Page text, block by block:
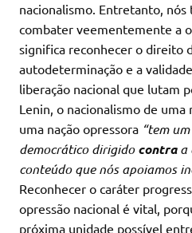
nacionalismo. Entretanto,
combater veementemente a
significa reconhecer o direito
autodeterminação e a
liberação nacional que lutam
Lenin, o nacionalismo de uma
uma nação opressora “tem
democrático dirigidocontraa
conteúdo que nós apoiamos
Reconhecer o caráter
opressão nacional é vital,
próxima unidade possível